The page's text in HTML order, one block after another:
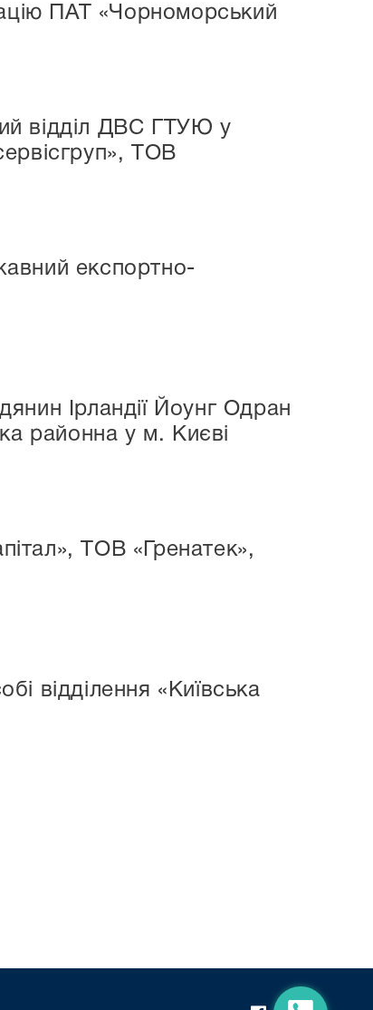
ПАТ «Чорноморський
відділ ДВС ГТУЮ у
ТОВ
експортно-
Ірландії Йоунг Одран
районна у м. Києві
ТОВ «Гренатек»,
відділення «Київська